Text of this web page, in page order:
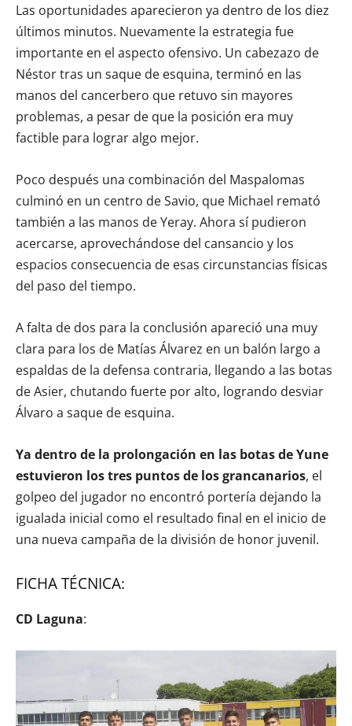
Las oportunidades aparecieron ya dentro de los diez
últimos minutos. Nuevamente la estrategia fue
importante en el aspecto ofensivo. Un cabezazo de
Néstor tras un saque de esquina, terminó en las
manos del cancerbero que retuvo sin mayores
problemas, a pesar de que la posición era muy
factible para lograr algo mejor.
Poco después una combinación del Maspalomas
culminó en un centro de Savio, que Michael remató
también a las manos de Yeray. Ahora sí pudieron
acercarse, aprovechándose del cansancio y los
espacios consecuencia de esas circunstancias físicas
del paso del tiempo.
A falta de dos para la conclusión apareció una muy
clara para los de Matías Álvarez en un balón largo a
espaldas de la defensa contraria, llegando a las botas
de Asier, chutando fuerte por alto, logrando desviar
Álvaro a saque de esquina.
Ya dentro de la prolongación en las botas de Yune
estuvieron los tres puntos de los grancanarios, el
golpeo del jugador no encontró portería dejando la
igualada inicial como el resultado final en el inicio de
una nueva campaña de la división de honor juvenil.
FICHA TÉCNICA:
CD Laguna: